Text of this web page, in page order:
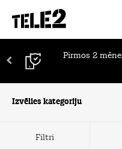
Pirmos 2
Izvēlies kategoriju
Filtri